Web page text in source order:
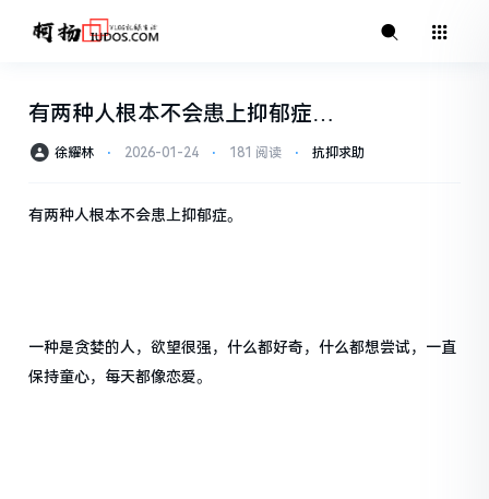
有两种人根本不会患上抑郁症…
徐耀林 ⋅ 2026-01-24 ⋅ 181 阅读 ⋅ 抗抑求助
有两种人根本不会患上抑郁症。
一种是贪婪的人，欲望很强，什么都好奇，什么都想尝试，一直
保持童心，每天都像恋爱。